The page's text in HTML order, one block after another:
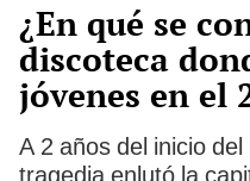
¿En qué se
discoteca
jóvenes en el
A 2 años del inicio
tragedia enlutó la